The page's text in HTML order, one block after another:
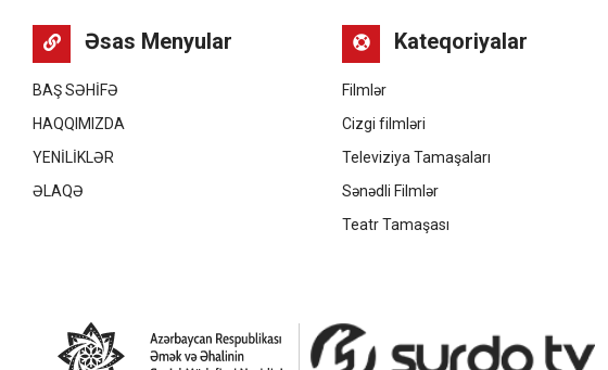
Əsas Menyular
BAŞ SƏHİFƏ
HAQQIMIZDA
YENİLİKLƏR
ƏLAQƏ
Kateqoriyalar
Filmlər
Cizgi filmləri
Televiziya Tamaşaları
Sənədli Filmlər
Teatr Tamaşası